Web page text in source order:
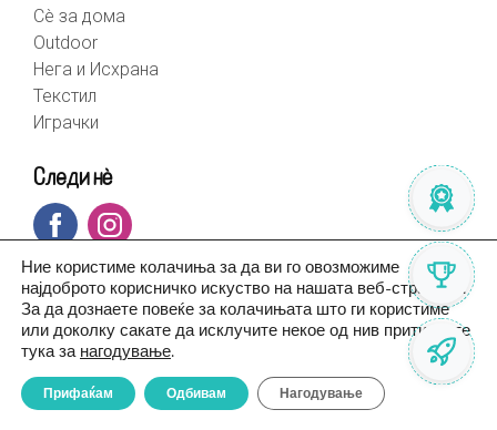
Сè за дома
Outdoor
Нега и Исхрана
Текстил
Играчки
Следи нè
© BebeHome 2026 | Created by Altius.mk
Ние користиме колачиња за да ви го овозможиме
најдоброто корисничко искуство на нашата веб-страница.
За да дознаете повеќе за колачињата што ги користиме
или доколку сакате да исклучите некое од нив притиснете
тука за нагодување.
Прифаќам Одбивам Нагодување